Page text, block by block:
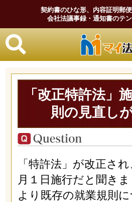
契約書のひな形、内容証明郵便
会社法議事録・通知書のテ
「改正特許法」
則の見直し
「特許法」が改正さ
月１日施行だと聞き
より既存の就業規則